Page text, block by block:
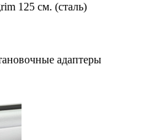
125 см. (сталь)
адаптеры